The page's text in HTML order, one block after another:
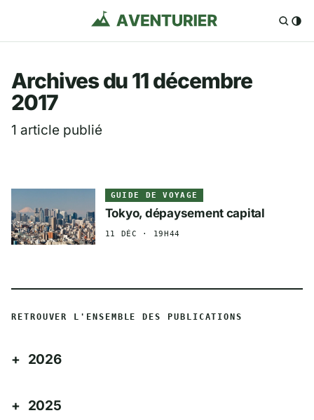
Aventurier.fr —
Archives du 11 décembre
2017
1 article publié
GUIDE DE VOYAGE
Tokyo, dépaysement capital
11 DÉC · 19H44
RETROUVER L'ENSEMBLE DES PUBLICATIONS
2026
2025